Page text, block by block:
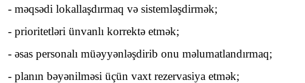
- məqsədi lokallaşdırmaq və sistemləşdirmək;
- prioritetləri ünvanlı korrektə etmək;
- əsas personalı müəyyənləşdirib onu məlumatlandırmaq;
- planın bəyənilməsi üçün vaxt rezervasiya etmək;